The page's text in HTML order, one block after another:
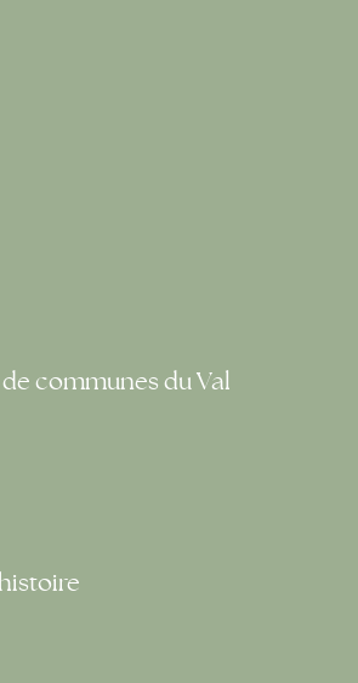
communes du Val